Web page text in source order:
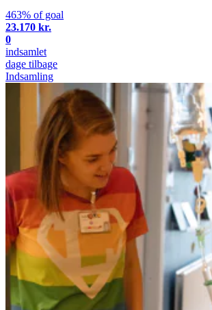
463% of goal
23.170 kr.
0
indsamlet
dage tilbage
Indsamling